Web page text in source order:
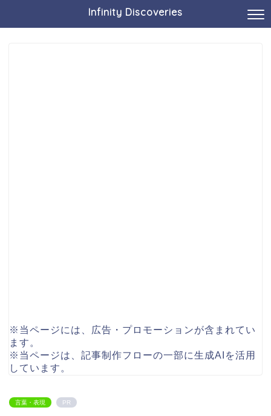
Infinity Discoveries
※当ページには、広告・プロモーションが含まれてい
ます。
※当ページは、記事制作フローの一部に生成AIを活用
しています。
言葉・表現 PR